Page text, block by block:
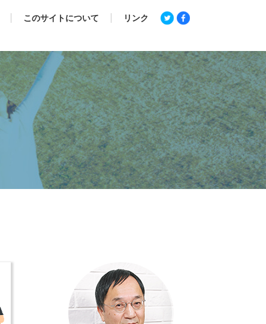
このサイトについて リンク